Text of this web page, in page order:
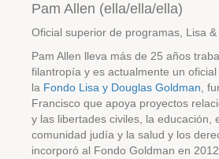
Pam Allen (ella/ella/ella)
Oficial superior de programas, Lisa
Pam Allen lleva más de 25 años
filantropía y es actualmente un
la Fondo Lisa y Douglas Goldman ,
Francisco que apoya proyectos
y las libertades civiles, la educación,
comunidad judía y la salud y los
incorporó al Fondo Goldman en